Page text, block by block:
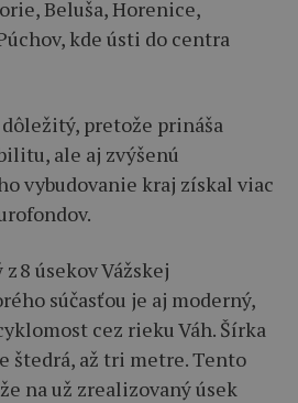
Beluša, Horenice,
kde ústi do centra
pretože prináša
ale aj zvýšenú
vybudovanie kraj získal viac
8 úsekov Vážskej
súčasťou je aj moderný,
cez rieku Váh. Šírka
štedrá, až tri metre. Tento
na už zrealizovaný úsek